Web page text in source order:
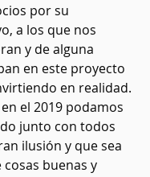
por su
a los que nos
y de alguna
en este proyecto
en realidad.
el 2019 podamos
junto con todos
ilusión y que sea
buenas y